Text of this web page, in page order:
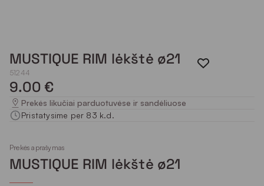
MUSTIQUE RIM lėkštė ø21
51244
9.00 €
Prekės likučiai parduotuvėse ir sandėliuose
Pristatysime per 83 k.d.
Prekės aprašymas
MUSTIQUE RIM lėkštė ø21